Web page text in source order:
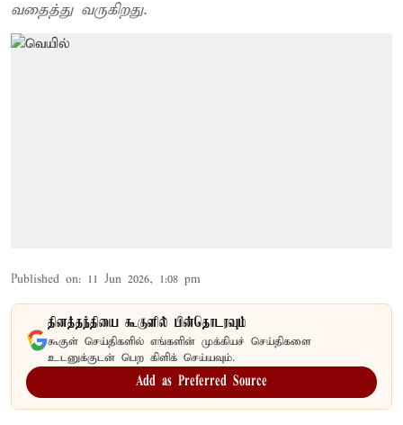
வதைத்து வருகிறது.
Published on: 11 Jun 2026, 1:08 pm
தினத்தந்தியை கூகுளில் பின்தொடரவும்
கூகுள் செய்திகளில் எங்களின் முக்கியச் செய்திகளை
உடனுக்குடன் பெற கிளிக் செய்யவும்.
Add as Preferred Source